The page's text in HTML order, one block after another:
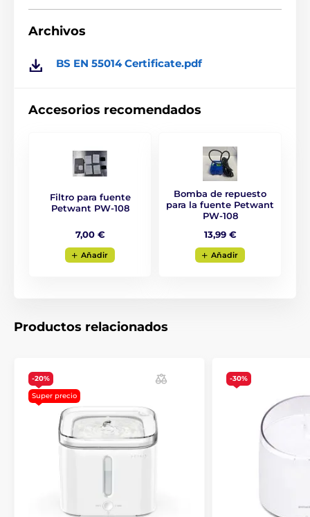
Dimensiones: fondo: 27 x 24 cm, altura: 18,3 cm
Las especificaciones técnicas pueden cambiar sin
El producto aparece en las categorías
Archivos
BS EN 55014 Certificate.pdf
Accesorios recomendados
Filtro para fuente
Petwant PW-108
7,00 €
Aňadir
Bomba de repuesto
para la fuente Petwant
PW-108
13,99 €
Aňadir
Productos relacionados
-20%
Super precio
-30%